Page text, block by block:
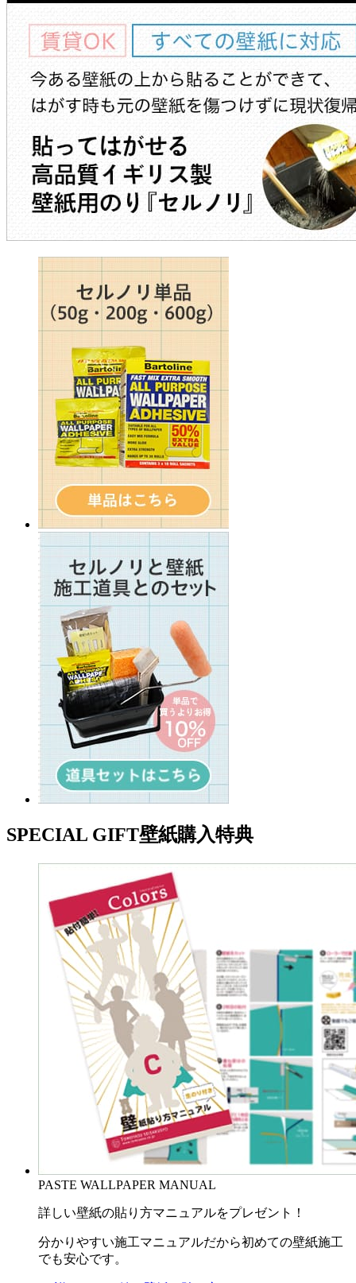
SPECIAL GIFT壁紙購入特典
PASTE WALLPAPER MANUAL
詳しい壁紙の貼り方マニュアルをプレゼント！
分かりやすい施工マニュアルだから初めての壁紙施工
でも安心です。